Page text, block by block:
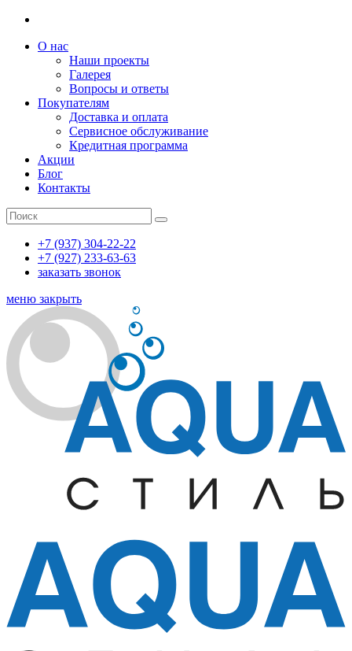
О нас
Наши проекты
Галерея
Вопросы и ответы
Покупателям
Доставка и оплата
Сервисное обслуживание
Кредитная программа
Акции
Блог
Контакты
+7 (937) 304-22-22
+7 (927) 233-63-63
заказать звонок
меню закрыть